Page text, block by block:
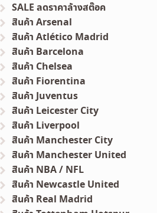
SALE ลดราคาล้างสต๊อค
สินค้า Arsenal
สินค้า Atlético Madrid
สินค้า Barcelona
สินค้า Chelsea
สินค้า Fiorentina
สินค้า Juventus
สินค้า Leicester City
สินค้า Liverpool
สินค้า Manchester City
สินค้า Manchester United
สินค้า NBA / NFL
สินค้า Newcastle United
สินค้า Real Madrid